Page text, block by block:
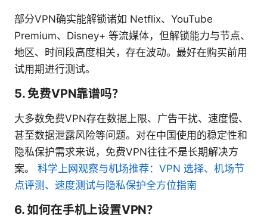
部分VPN确实能解锁诸如 Netflix、YouTube
Premium、Disney+ 等流媒体，但解锁能力与节点、
地区、时间段高度相关，存在波动。最好在购买前用
试用期进行测试。
5. 免费VPN靠谱吗？
大多数免费VPN存在数据上限、广告干扰、速度慢、
甚至数据泄露风险等问题。对在中国使用的稳定性和
隐私保护需求来说，免费VPN往往不是长期解决方
案。 科学上网观察与机场推荐：VPN 选择、机场节
点评测、速度测试与隐私保护全方位指南
6. 如何在手机上设置VPN？